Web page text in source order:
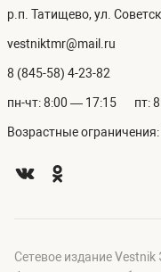
р.п. Татищево, ул.
vestniktmr@mail.ru
8 (845-58) 4-23-82
пн-чт: 8:00 — 17:15 пт:
Возрастные
Сетевое издание